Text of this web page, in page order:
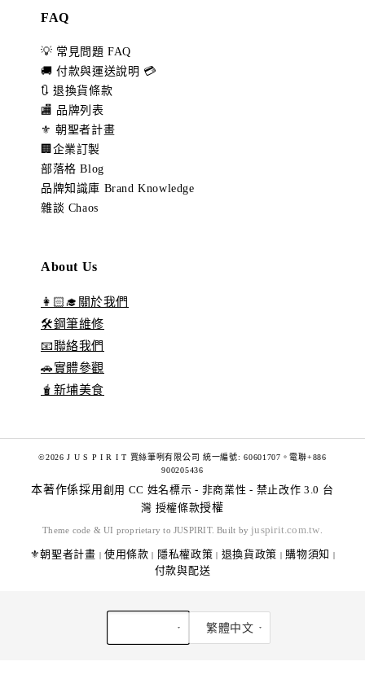
FAQ
💡 常見問題 FAQ
🚚 付款與運送說明 💳
🔃 退換貨條款
🏬 品牌列表
⚜️ 朝聖者計畫
🏢企業訂製
部落格 Blog
品牌知識庫 Brand Knowledge
雜談 Chaos
About Us
👩🏻‍🎓關於我們
🛠️鋼筆維修
📧聯絡我們
🚗實體參觀
🧋新埔美食
©2026 J U S P I R I T 賈絲筆咧有限公司 統一編號: 60601707。電聯+886
900205436
本著作係採用 創用 CC 姓名標示 - 非商業性 - 禁止改作 3.0 台
灣 授權條款授權
Theme code & UI proprietary to JUSPIRIT. Built by juspirit.com.tw
⚜️朝聖者計畫 | 使用條款 | 隱私權政策 | 退換貨政策 | 購物須知 |
付款與配送